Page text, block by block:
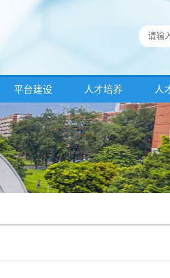
平台建设 人才培养 人